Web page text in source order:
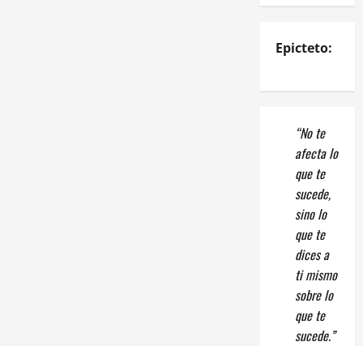
Epicteto:
“No te
afecta lo
que te
sucede,
sino lo
que te
dices a
ti mismo
sobre lo
que te
sucede.”